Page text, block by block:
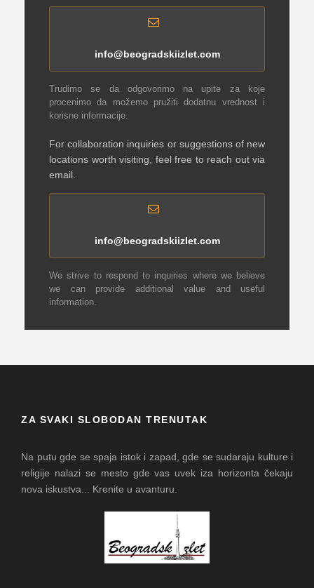
info@beogradskiizlet.com
Trudimo se da odgovorimo na upite za koje
procenimo da možemo pružiti dodatnu vrednost i
korisne informacije.
For collaboration inquiries or suggestions of new
locations worth visiting, feel free to reach out via
email.
info@beogradskiizlet.com
We strive to respond to inquiries where we believe
we can provide additional value and useful
information.
ZA SVAKI SLOBODAN TRENUTAK
Na putu gde se spaja istok i zapad, gde se sudaraju kulture i
religije nalazi se mesto gde vas uvek iza horizonta čekaju
nova iskustva... Krenite u avanturu.